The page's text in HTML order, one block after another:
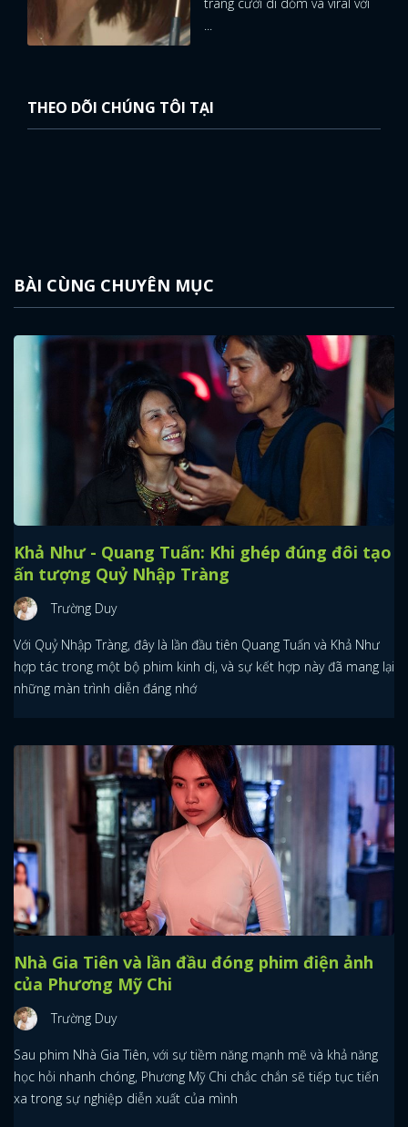
...
THEO DÕI CHÚNG TÔI TẠI
BÀI CÙNG CHUYÊN MỤC
Khả Như - Quang Tuấn: Khi ghép đúng đôi tạo
ấn tượng Quỷ Nhập Tràng
Trường Duy
Với Quỷ Nhập Tràng, đây là lần đầu tiên Quang Tuấn và Khả Như
hợp tác trong một bộ phim kinh dị, và sự kết hợp này đã mang lại
những màn trình diễn đáng nhớ
Nhà Gia Tiên và lần đầu đóng phim điện ảnh
của Phương Mỹ Chi
Trường Duy
Sau phim Nhà Gia Tiên, với sự tiềm năng mạnh mẽ và khả năng
học hỏi nhanh chóng, Phương Mỹ Chi chắc chắn sẽ tiếp tục tiến
xa trong sự nghiệp diễn xuất của mình